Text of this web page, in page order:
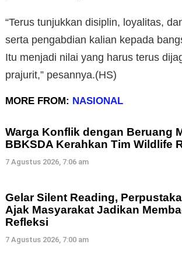
“Terus tunjukkan disiplin, loyalitas,
serta pengabdian kalian kepada
Itu menjadi nilai yang harus terus
prajurit,” pesannya.(HS)
MORE FROM: NASIONAL
Warga Konflik dengan Beruang
BBKSDA Kerahkan Tim Wildlife
7 Agustus 2026, 7:06 am
Gelar Silent Reading,
Ajak Masyarakat Jadikan
Refleksi
7 Agustus 2026, 7:00 am